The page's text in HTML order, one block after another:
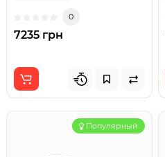
0
7235 грн
Популярный